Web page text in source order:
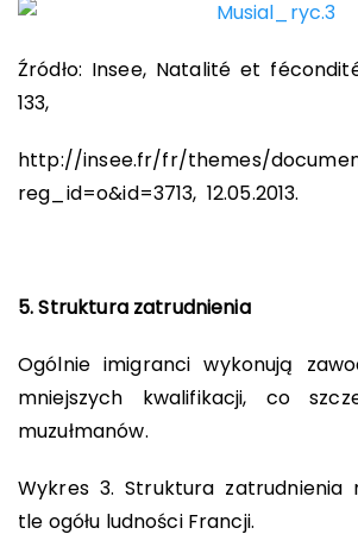
Źródło: Insee, Natalité et
133,
http://insee.fr/fr/themes/
reg_id=o&id=3713, 12.05.2013.
5. Struktura zatrudnienia
Ogólnie imigranci wykonują
mniejszych kwalifikacji, co
muzułmanów.
Wykres 3. Struktura zatrudnienia
tle ogółu ludności Francji.